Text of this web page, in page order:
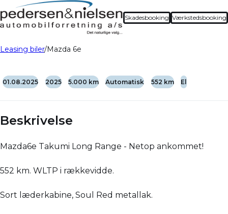
Skadesbooking Værkstedsbooking
Leasing biler Mazda 6e
01.08.2025 2025 5.000 km Automatisk 552 km El
Beskrivelse
Mazda6e Takumi Long Range - Netop ankommet!
552 km. WLTP i rækkevidde.
Sort læderkabine, Soul Red metallak.